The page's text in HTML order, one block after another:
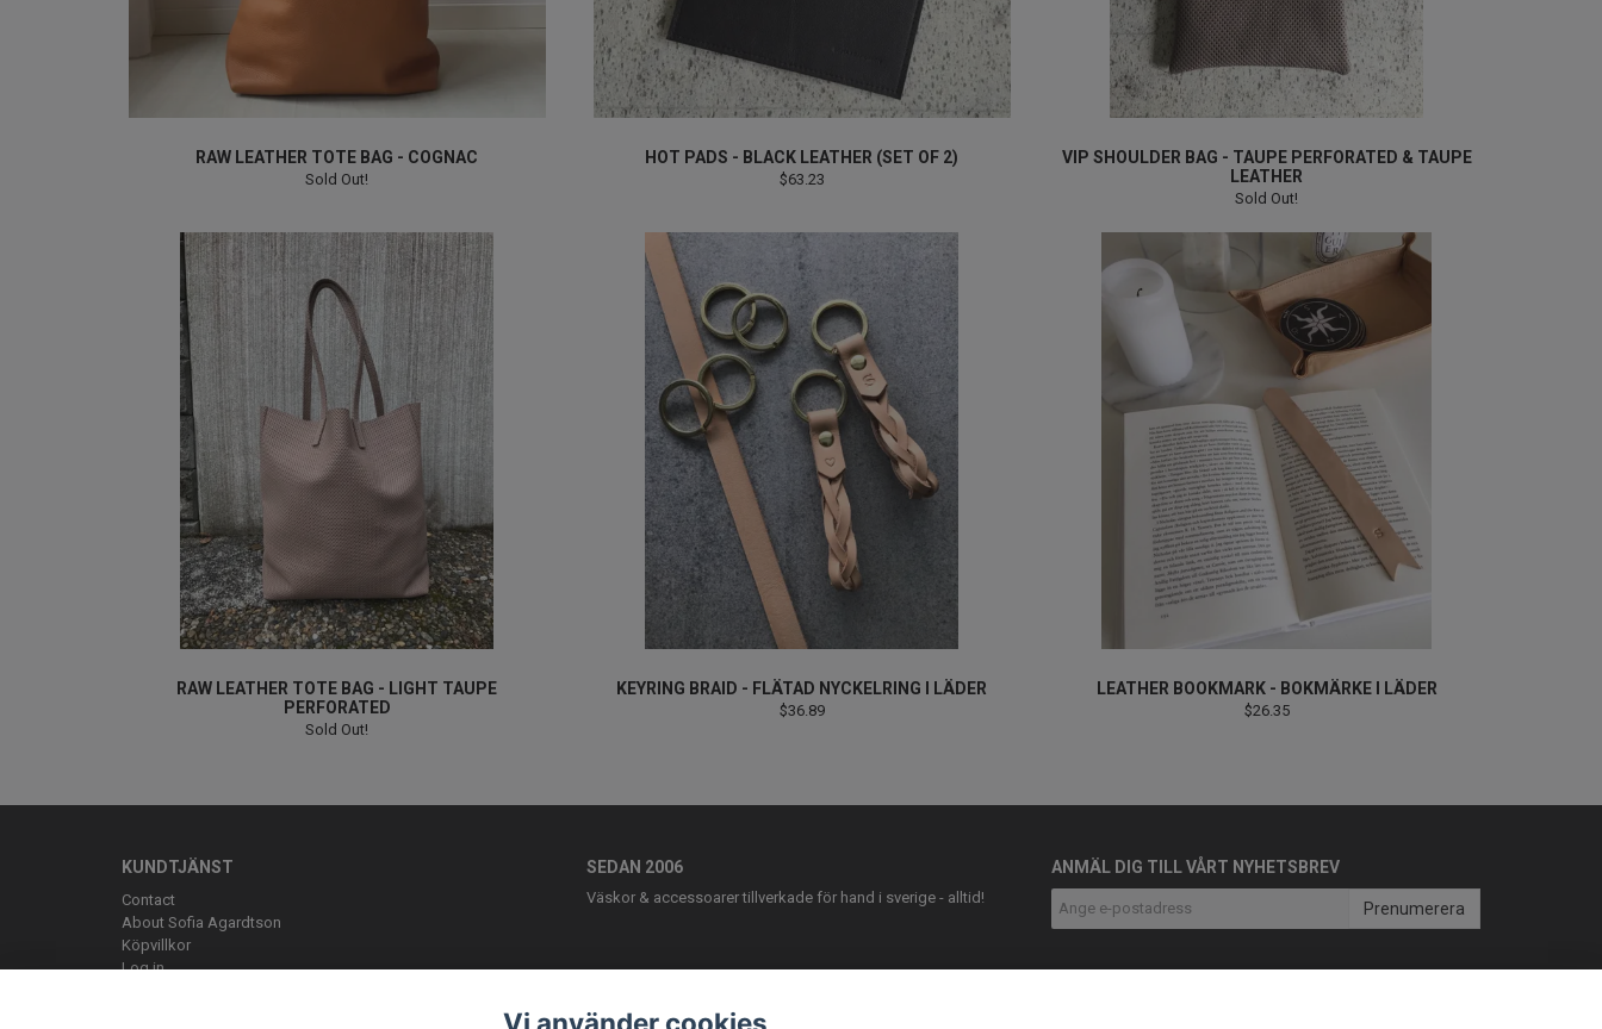
RAW LEATHER TOTE BAG - COGNAC
Sold Out!
HOT PADS - BLACK LEATHER (SET OF 2)
$63.23
VIP SHOULDER BAG - TAUPE PERFORATED & TAUPE
LEATHER
Sold Out!
RAW LEATHER TOTE BAG - LIGHT TAUPE
PERFORATED
Sold Out!
KEYRING BRAID - FLÄTAD NYCKELRING I LÄDER
$36.89
LEATHER BOOKMARK - BOKMÄRKE I LÄDER
$26.35
KUNDTJÄNST
Contact
About Sofia Agardtson
Köpvillkor
Log in
SEDAN 2006
Väskor & accessoarer tillverkade för hand i sverige - alltid!
ANMÄL DIG TILL VÅRT NYHETSBREV
Prenumerera
Vi använder cookies